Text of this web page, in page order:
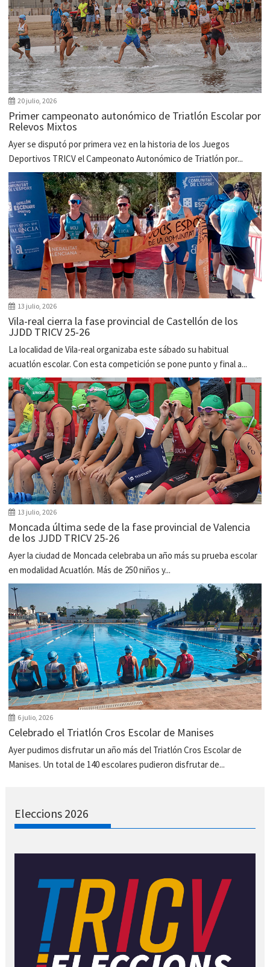
20 julio, 2026
Primer campeonato autonómico de Triatlón Escolar por
Relevos Mixtos
Ayer se disputó por primera vez en la historia de los Juegos
Deportivos TRICV el Campeonato Autonómico de Triatlón por...
13 julio, 2026
Vila-real cierra la fase provincial de Castellón de los
JJDD TRICV 25-26
La localidad de Vila-real organizaba este sábado su habitual
acuatlón escolar. Con esta competición se pone punto y final a...
13 julio, 2026
Moncada última sede de la fase provincial de Valencia
de los JJDD TRICV 25-26
Ayer la ciudad de Moncada celebraba un año más su prueba escolar
en modalidad Acuatlón. Más de 250 niños y...
6 julio, 2026
Celebrado el Triatlón Cros Escolar de Manises
Ayer pudimos disfrutar un año más del Triatlón Cros Escolar de
Manises. Un total de 140 escolares pudieron disfrutar de...
Eleccions 2026